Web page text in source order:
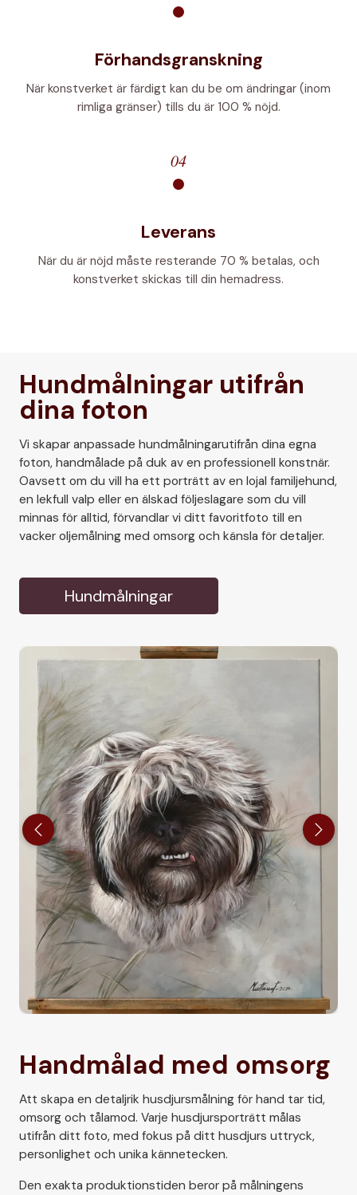
Förhandsgranskning
När konstverket är färdigt kan du be om ändringar (inom
rimliga gränser) tills du är 100 % nöjd.
04
Leverans
När du är nöjd måste resterande 70 % betalas, och
konstverket skickas till din hemadress.
Hundmålningar utifrån
dina foton
Vi skapar anpassade hundmålningarutifrån dina egna
foton, handmålade på duk av en professionell konstnär.
Oavsett om du vill ha ett porträtt av en lojal familjehund,
en lekfull valp eller en älskad följeslagare som du vill
minnas för alltid, förvandlar vi ditt favoritfoto till en
vacker oljemålning med omsorg och känsla för detaljer.
Hundmålningar
Previous Next
Handmålad med omsorg
Att skapa en detaljrik husdjursmålning för hand tar tid,
omsorg och tålamod. Varje husdjursporträtt målas
utifrån ditt foto, med fokus på ditt husdjurs uttryck,
personlighet och unika kännetecken.
Den exakta produktionstiden beror på målningens